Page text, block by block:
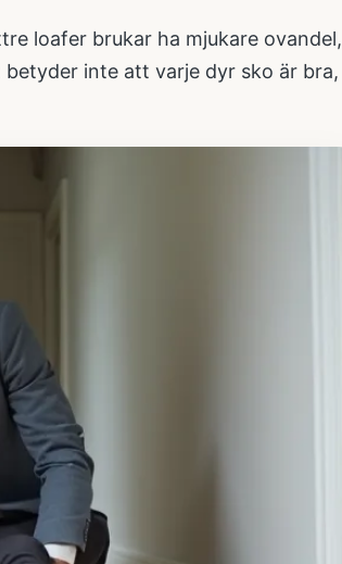
loafer brukar ha mjukare ovandel,
inte att varje dyr sko är bra,